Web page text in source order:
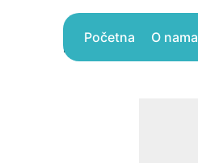
Početna O nama
Početna